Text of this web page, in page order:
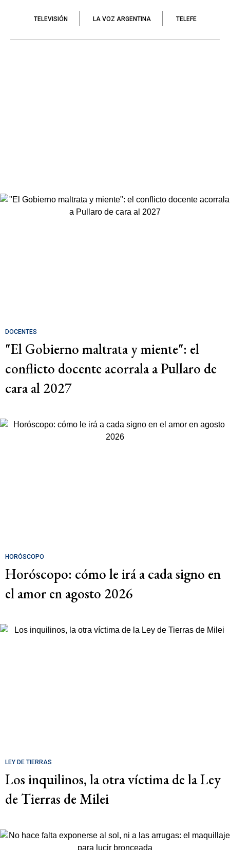
TELEVISIÓN LA VOZ ARGENTINA TELEFE
DOCENTES
"El Gobierno maltrata y miente": el
conflicto docente acorrala a Pullaro de
cara al 2027
HORÓSCOPO
Horóscopo: cómo le irá a cada signo en
el amor en agosto 2026
LEY DE TIERRAS
Los inquilinos, la otra víctima de la Ley
de Tierras de Milei